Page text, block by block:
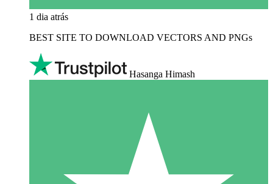
1 dia atrás
BEST SITE TO DOWNLOAD VECTORS AND PNGs
Hasanga Himash